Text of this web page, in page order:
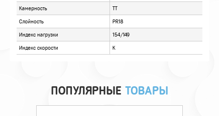
ПОПУЛЯРНЫЕ ТОВАРЫ